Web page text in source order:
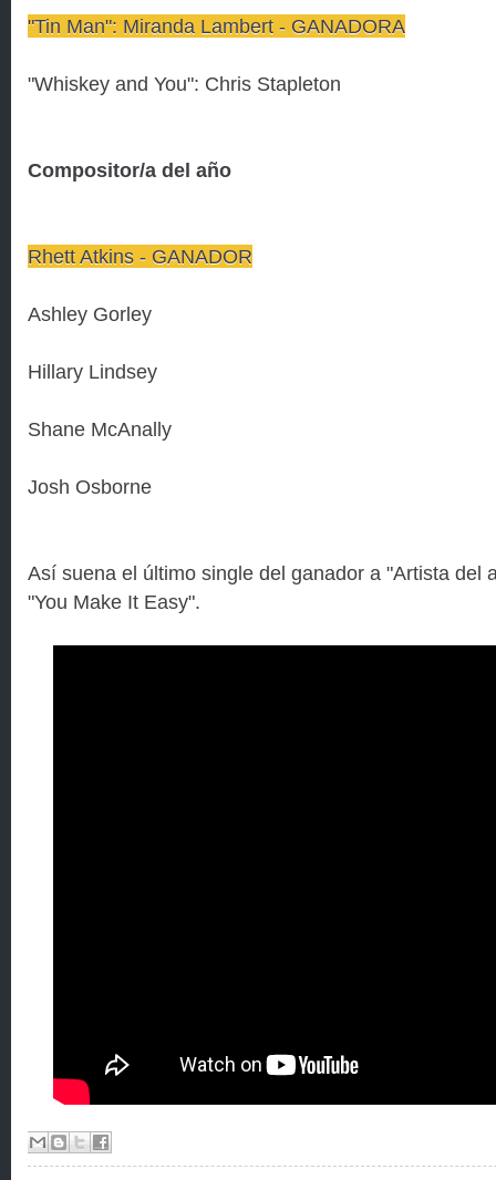
"Tin Man": Miranda Lambert - GANADORA
"Whiskey and You": Chris Stapleton
Compositor/a del año
Rhett Atkins - GANADOR
Ashley Gorley
Hillary Lindsey
Shane McAnally
Josh Osborne
Así suena el último single del ganador a "Artista del
"You Make It Easy".